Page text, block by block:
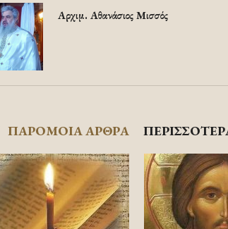
Αρχιμ. Αθανάσιος Μισσός
ΠΑΡΟΜΟΙΑ ΑΡΘΡΑ